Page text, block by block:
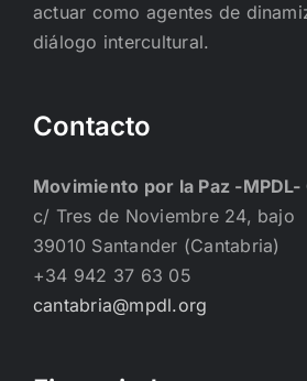
actuar como agentes de
diálogo intercultural.
Contacto
Movimiento por la Paz -MPDL-
c/ Tres de Noviembre 24, bajo
39010 Santander (Cantabria)
+34 942 37 63 05
cantabria@mpdl.org